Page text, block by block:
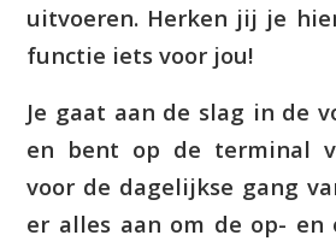
uitvoeren. Herken jij je
functie iets voor jou!
Je gaat aan de slag in de
en bent op de terminal
voor de dagelijkse gang
er alles aan om de op- en